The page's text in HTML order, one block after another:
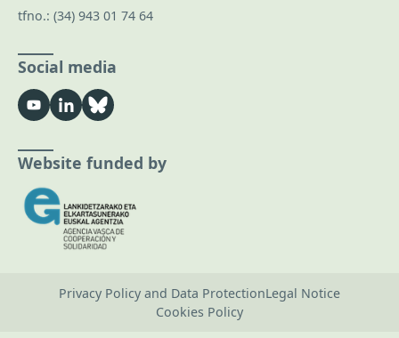
tfno.: (34) 943 01 74 64
Social media
Website funded by
Privacy Policy and Data ProtectionLegal Notice
Cookies Policy